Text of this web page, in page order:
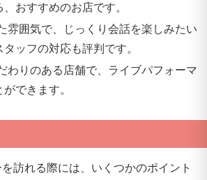
おすすめのお店です。
雰囲気で、じっくり会話を楽しみたい
ッフの対応も評判です。
わりのある店舗で、ライブパフォーマ
できます。
訪れる際には、いくつかのポイント